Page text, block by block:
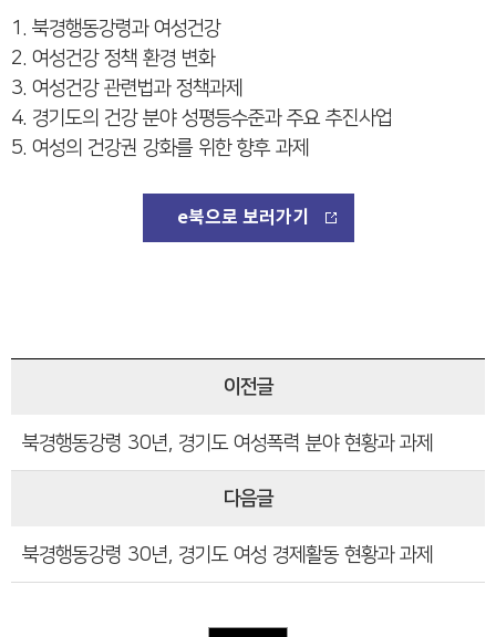
1. 북경행동강령과 여성건강
2. 여성건강 정책 환경 변화
3. 여성건강 관련법과 정책과제
4. 경기도의 건강 분야 성평등수준과 주요 추진사업
5. 여성의 건강권 강화를 위한 향후 과제
e북으로 보러가기
이전글
북경행동강령 30년, 경기도 여성폭력 분야 현황과 과제
다음글
북경행동강령 30년, 경기도 여성 경제활동 현황과 과제